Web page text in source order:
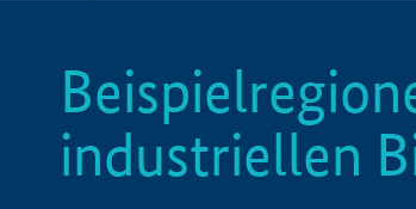
industriellen